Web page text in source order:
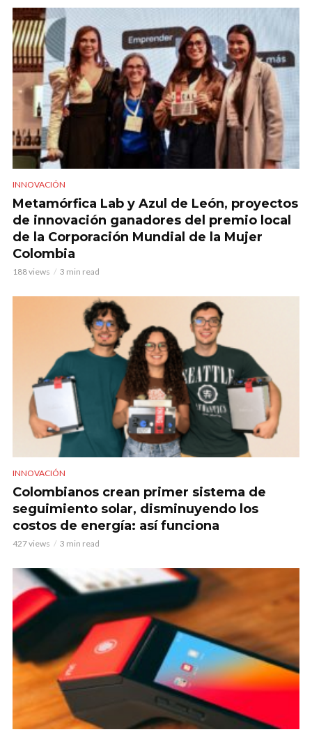
INNOVACIÓN
Metamórfica Lab y Azul de León, proyectos
de innovación ganadores del premio local
de la Corporación Mundial de la Mujer
Colombia
188 views 3 min read
INNOVACIÓN
Colombianos crean primer sistema de
seguimiento solar, disminuyendo los
costos de energía: así funciona
427 views 3 min read